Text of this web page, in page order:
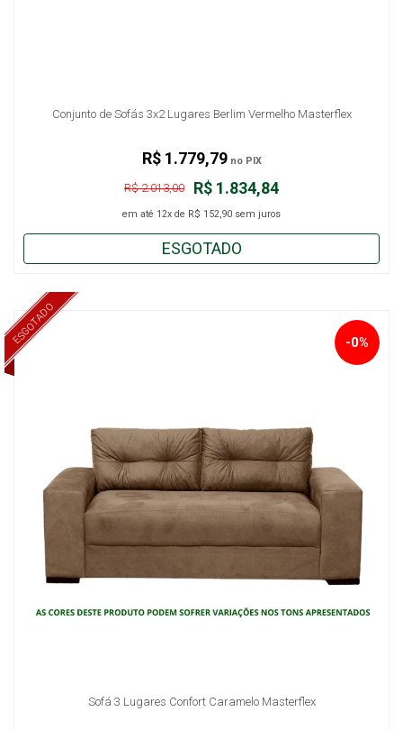
Conjunto de Sofás 3x2 Lugares Berlim Vermelho Masterflex
R$ 1.834,84
R$ 2.013,00
em até 12x de R$ 152,90 sem juros
R$ 1.779,79no PIX
ESGOTADO
ESGOTADO
Sofá 3 Lugares Confort Caramelo Masterflex
-0%